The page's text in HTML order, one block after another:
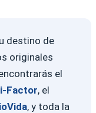
destino de
originales
el
Factor, el
, y toda la